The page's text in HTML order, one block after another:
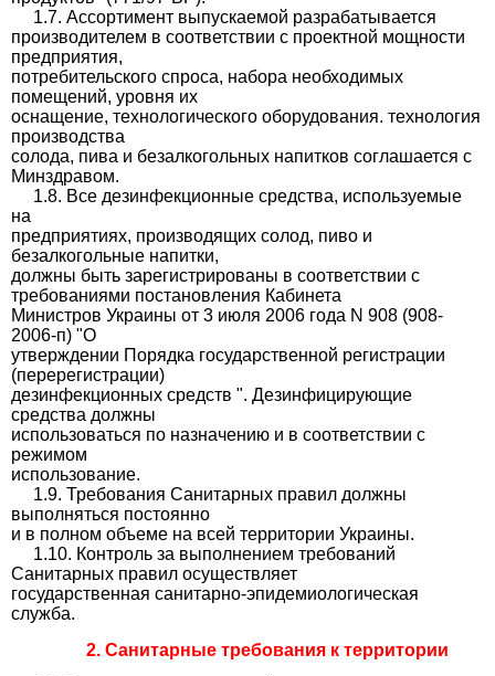
1.7. Ассортимент выпускаемой разрабатывается
производителем в соответствии с проектной мощности
предприятия,
потребительского спроса, набора необходимых
помещений, уровня их
оснащение, технологического оборудования. технология
производства
солода, пива и безалкогольных напитков соглашается с
Минздравом.
1.8. Все дезинфекционные средства, используемые
на
предприятиях, производящих солод, пиво и
безалкогольные напитки,
должны быть зарегистрированы в соответствии с
требованиями постановления Кабинета
Министров Украины от 3 июля 2006 года N 908 (908-
2006-п) "О
утверждении Порядка государственной регистрации
(перерегистрации)
дезинфекционных средств ". Дезинфицирующие
средства должны
использоваться по назначению и в соответствии с
режимом
использование.
1.9. Требования Санитарных правил должны
выполняться постоянно
и в полном объеме на всей территории Украины.
1.10. Контроль за выполнением требований
Санитарных правил осуществляет
государственная санитарно-эпидемиологическая
служба.
2. Санитарные требования к территории